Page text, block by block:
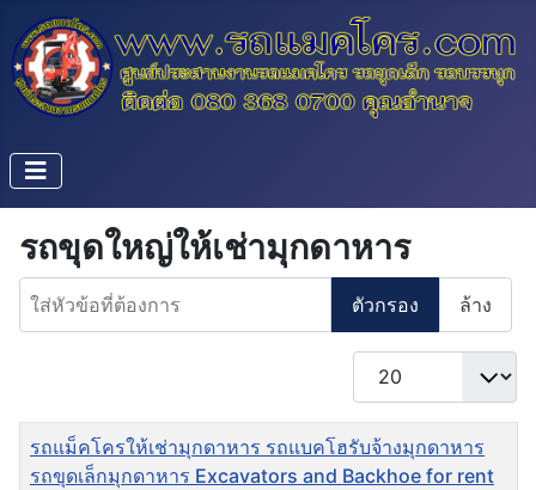
รถขุดใหญ่ให้เช่ามุกดาหาร
ใส่หัวข้อที่ต้องการ
ตัวกรอง ล้าง
แสดง #
ชื่อ
รถแม็คโครให้เช่ามุกดาหาร รถแบคโฮรับจ้างมุกดาหาร
รถขุดเล็กมุกดาหาร Excavators and Backhoe for rent